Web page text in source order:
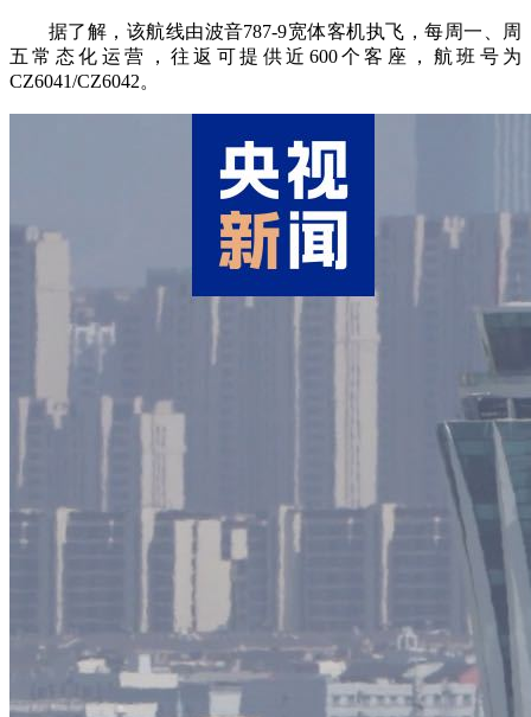
据了解，该航线由波音787-9宽体客机执飞，每周一、周
五常态化运营，往返可提供近600个客座，航班号为
CZ6041/CZ6042。